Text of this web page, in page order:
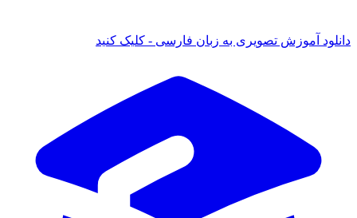
دانلود آموزش تصویری به زبان فارسی - کلیک کنید